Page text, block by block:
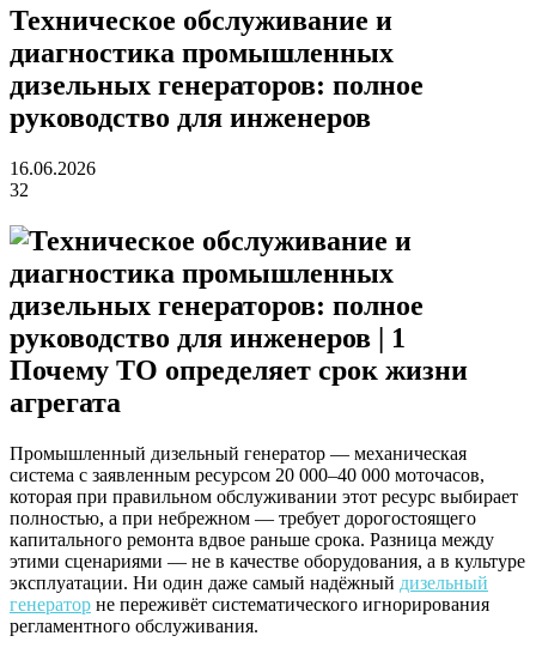
Техническое обслуживание и
диагностика промышленных
дизельных генераторов: полное
руководство для инженеров
16.06.2026
32
Почему ТО определяет срок жизни
агрегата
Промышленный дизельный генератор — механическая
система с заявленным ресурсом 20 000–40 000 моточасов,
которая при правильном обслуживании этот ресурс выбирает
полностью, а при небрежном — требует дорогостоящего
капитального ремонта вдвое раньше срока. Разница между
этими сценариями — не в качестве оборудования, а в культуре
эксплуатации. Ни один даже самый надёжный дизельный
генератор не переживёт систематического игнорирования
регламентного обслуживания.